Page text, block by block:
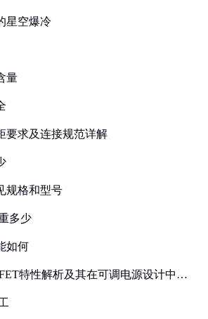
星空爆冷
量
要求及连接规范详解
规格和型号
多少
如何
特性解析及其在可调电源设计中的